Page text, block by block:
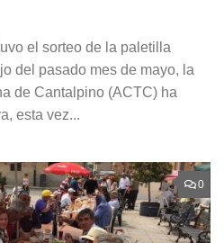
el sorteo de la paletilla
del pasado mes de mayo, la
de Cantalpino (ACTC) ha
esta vez...
0